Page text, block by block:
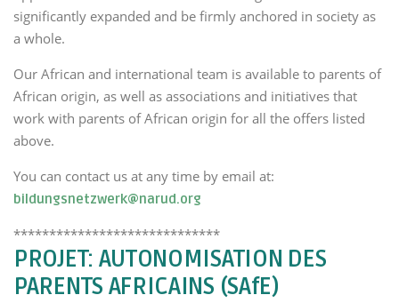
significantly expanded and be firmly anchored in society as
a whole.
Our African and international team is available to parents of
African origin, as well as associations and initiatives that
work with parents of African origin for all the offers listed
above.
You can contact us at any time by email at:
bildungsnetzwerk@narud.org
*****************************
PROJET: AUTONOMISATION DES
PARENTS AFRICAINS (SAfE)